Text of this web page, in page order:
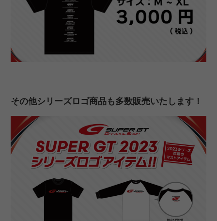
その他シリーズロゴ商品も多数販売いたします！